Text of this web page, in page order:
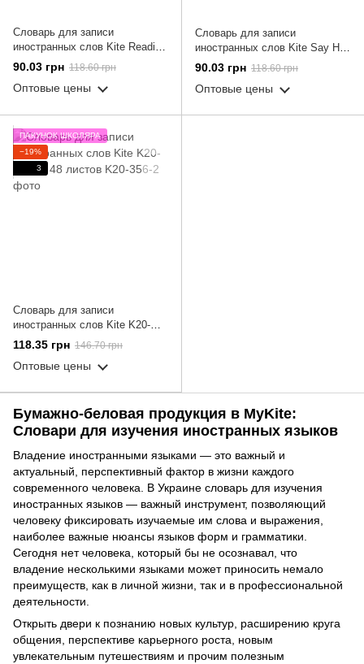
Словарь для записи
иностранных слов Kite Reading
K24-407-3, 60 листов
90.03 грн 118.60 грн
Оптовые цены
Словарь для записи
иностранных слов Kite Say Hi
K24-407-4, 60 листов
90.03 грн 118.60 грн
Оптовые цены
ПАКУНОК ШКОЛЯРА
−19%
3
Словарь для записи
иностранных слов Kite K20-
356-2, 48 листов
118.35 грн 146.70 грн
Оптовые цены
Бумажно-беловая продукция в MyKite:
Словари для изучения иностранных языков
Владение иностранными языками — это важный и
актуальный, перспективный фактор в жизни каждого
современного человека. В Украине словарь для изучения
иностранных языков — важный инструмент, позволяющий
человеку фиксировать изучаемые им слова и выражения,
наиболее важные нюансы языков форм и грамматики.
Сегодня нет человека, который бы не осознавал, что
владение несколькими языками может приносить немало
преимуществ, как в личной жизни, так и в профессиональной
деятельности.
Открыть двери к познанию новых культур, расширению круга
общения, перспективе карьерного роста, новым
увлекательным путешествиям и прочим полезным